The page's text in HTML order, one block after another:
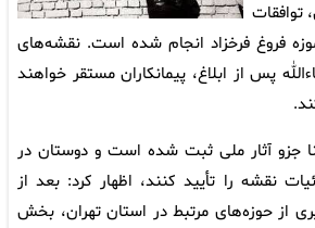
توافقات
فروغ فرخزاد انجام شده است. نقشه‌های
پس از ابلاغ، پیمانکاران مستقر خواهند
جزو آثار ملی ثبت شده است و دوستان در
نقشه را تأیید کنند، اظهار کرد: بعد از
از حوزه‌های مرتبط در استان تهران، بخش